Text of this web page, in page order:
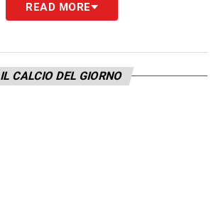
READ MORE
IL CALCIO DEL GIORNO